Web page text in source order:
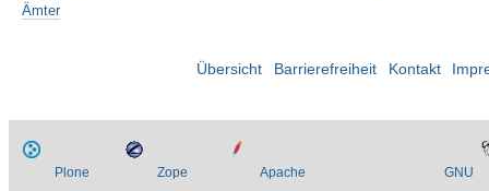
Ämter
Übersicht Barrierefreiheit Kontakt
Plone Zope Apache GNU